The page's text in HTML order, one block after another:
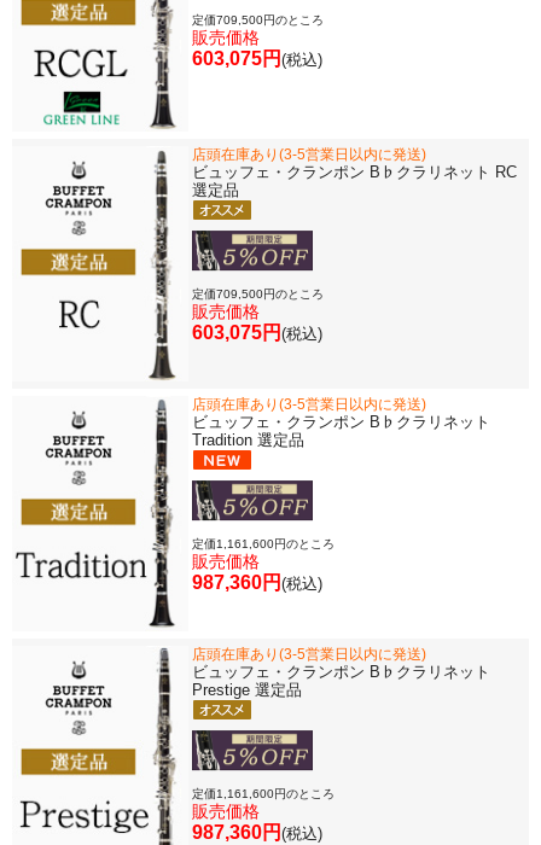
定価709,500円のところ
販売価格
603,075円 (税込)
店頭在庫あり(3-5営業日以内に発送)
ビュッフェ・クランポン B♭クラリネット RC
選定品
定価709,500円のところ
販売価格
603,075円 (税込)
店頭在庫あり(3-5営業日以内に発送)
ビュッフェ・クランポン B♭クラリネット
Tradition 選定品
定価1,161,600円のところ
販売価格
987,360円 (税込)
店頭在庫あり(3-5営業日以内に発送)
ビュッフェ・クランポン B♭クラリネット
Prestige 選定品
定価1,161,600円のところ
販売価格
987,360円 (税込)